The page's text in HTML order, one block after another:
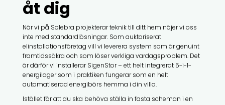
åt dig
När vi på Solebra projekterar teknik till ditt hem nöjer vi oss
inte med standardlösningar. Som auktoriserat
elinstallationsföretag vill vi leverera system som är genuint
framtidssäkra och som löser verkliga vardagsproblem. Det
är därför vi installerar SigenStor – ett helt integrerat 5-i-1-
energilager som i praktiken fungerar som en helt
automatiserad energibörs hemma i din villa.
Istället för att du ska behöva ställa in fasta scheman i en